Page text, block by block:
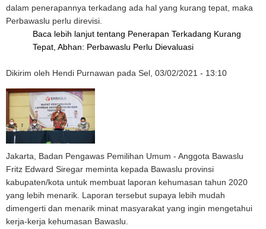
dalam penerapannya terkadang ada hal yang kurang tepat, maka
Perbawaslu perlu direvisi.
Baca lebih lanjut tentang Penerapan Terkadang Kurang
Tepat, Abhan: Perbawaslu Perlu Dievaluasi
Dikirim oleh Hendi Purnawan pada Sel, 03/02/2021 - 13:10
Jakarta, Badan Pengawas Pemilihan Umum - Anggota Bawaslu
Fritz Edward Siregar meminta kepada Bawaslu provinsi
kabupaten/kota untuk membuat laporan kehumasan tahun 2020
yang lebih menarik. Laporan tersebut supaya lebih mudah
dimengerti dan menarik minat masyarakat yang ingin mengetahui
kerja-kerja kehumasan Bawaslu.